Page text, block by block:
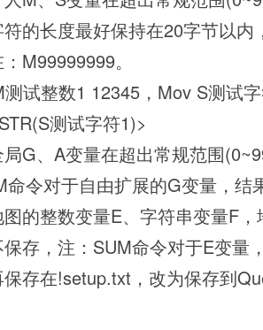
的长度最好保持在20字节以
M99999999。
试整数1 12345，Mov S测试
测试字符1)>
G、A变量在超出常规范围
命令对于自由扩展的G变量，
的整数变量E、字符串变量F
存，注：SUM命令对于E变量
存在!setup.txt，改为保存到